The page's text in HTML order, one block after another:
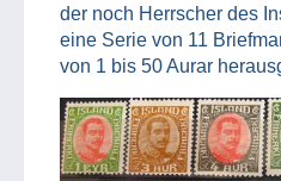
der noch Herrscher des
eine Serie von 11
von 1 bis 50 Aurar